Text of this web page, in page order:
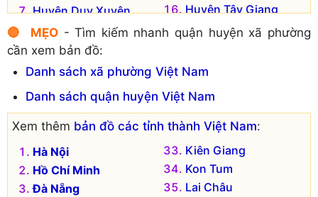
Huyện Duy Xuyên
Huyện Hiệp Đức
Huyện Nam Giang
Huyện Tây Giang
Huyện Thăng Bình
🔴 MẸO- Tìm kiếm nhanh quận huyện xã phường
cần xem bản đồ:
Danh sách xã phường Việt Nam
Danh sách quận huyện Việt Nam
Xem thêm bản đồ các tỉnh thành Việt Nam:
Hà Nội
Hồ Chí Minh
Đà Nẵng
Kiên Giang
Kon Tum
Lai Châu